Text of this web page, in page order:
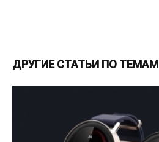
ДРУГИЕ СТАТЬИ ПО ТЕМАМ